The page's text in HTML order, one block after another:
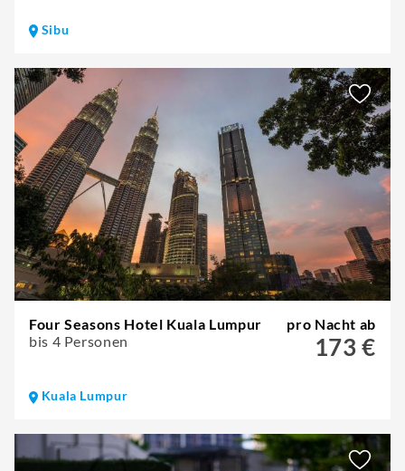
Sibu
Four Seasons Hotel Kuala Lumpur
bis 4 Personen
pro Nacht ab
173 €
Kuala Lumpur